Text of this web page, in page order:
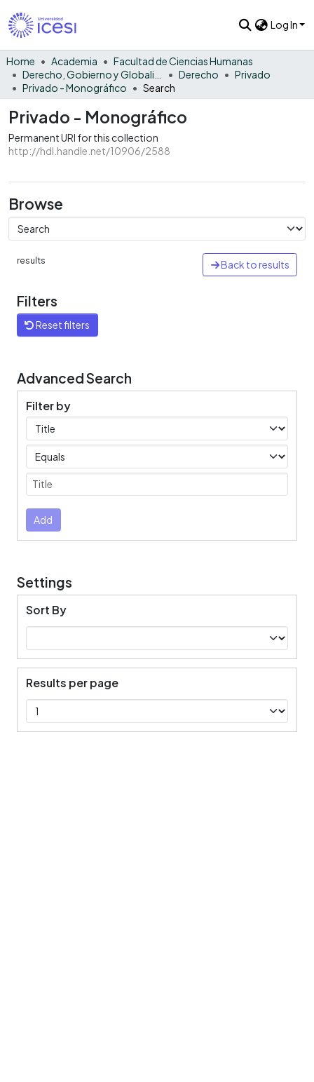
Log In
Home Academia
Facultad de Ciencias Humanas
Derecho
Privado
Privado - Monográfico
Search
Privado - Monográfico
Permanent URI for this collection
http://hdl.handle.net/10906/2588
Browse
results Back to results
Filters
Reset filters
Advanced Search
Filter by
Filters
Operators
Submit
Add
Settings
Sort By
Results per page